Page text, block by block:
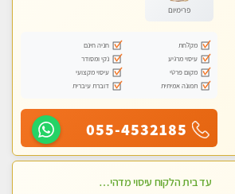
פרימיום
מקלחת
חניה חינם
עיסוי מרגיע
נקי ומסודר
מקום פרטי
עיסוי מקצועי
תמונה אמיתית
דוברת עיברית
055-4532185
עד בית הלקוח עיסוי מדהים מפנק מקצועי ומרגיע !!